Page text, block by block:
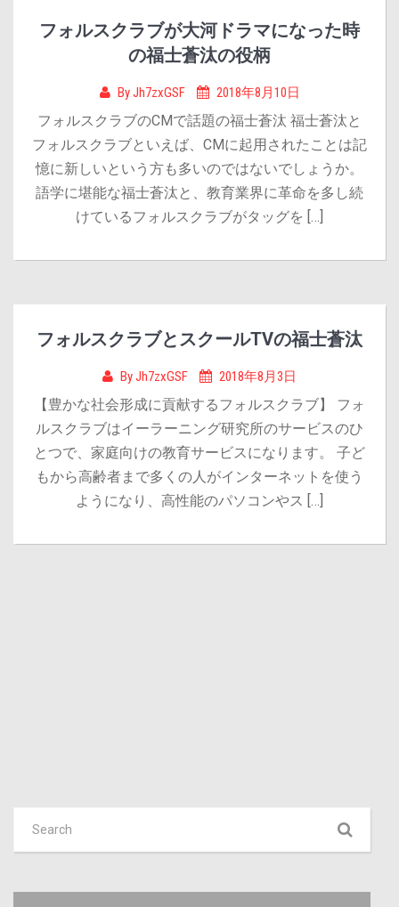
フォルスクラブが大河ドラマになった時
の福士蒼汰の役柄
ByJh7zxGSF 2018年8月10日
フォルスクラブのCMで話題の福士蒼汰 福士蒼汰と
フォルスクラブといえば、CMに起用されたことは記
憶に新しいという方も多いのではないでしょうか。
語学に堪能な福士蒼汰と、教育業界に革命を多し続
けているフォルスクラブがタッグを […]
フォルスクラブとスクールTVの福士蒼汰
ByJh7zxGSF 2018年8月3日
【豊かな社会形成に貢献するフォルスクラブ】 フォ
ルスクラブはイーラーニング研究所のサービスのひ
とつで、家庭向けの教育サービスになります。 子ど
もから高齢者まで多くの人がインターネットを使う
ようになり、高性能のパソコンやス […]